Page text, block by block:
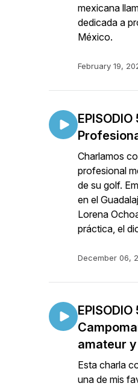
mexicana
dedicada a
México.
February 19,
Charlamos
profesional
de su golf.
en el
Lorena
práctica, el
December 06,
amateur
Esta charla
una de mis